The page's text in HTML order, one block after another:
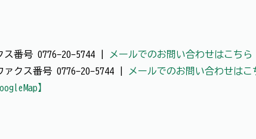
番号 0776-20-5744 |
メールでのお問い合わせはこちら
クス番号 0776-20-5744 |
メールでのお問い合わせはこ
】